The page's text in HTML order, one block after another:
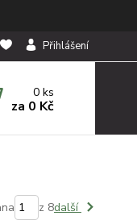
Přihlášení
0ks
za 0 Kč
z 8další